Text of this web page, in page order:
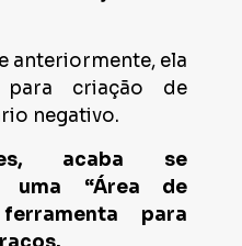
anteriormente, ela
para criação de
negativo.
acaba se
uma “Área de
para